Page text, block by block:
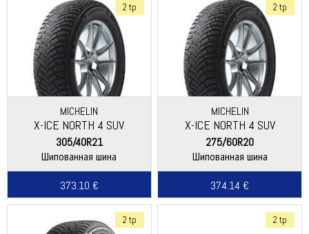
2 tp
MICHELIN
X-ICE NORTH 4 SUV
305/40R21
Шипованная шина
373.10 €
2 tp
MICHELIN
X-ICE NORTH 4 SUV
275/60R20
Шипованная шина
374.14 €
2 tp 2 tp